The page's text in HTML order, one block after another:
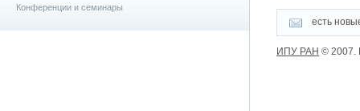
Конференции и семинары
есть
ИПУ РАН © 2007.